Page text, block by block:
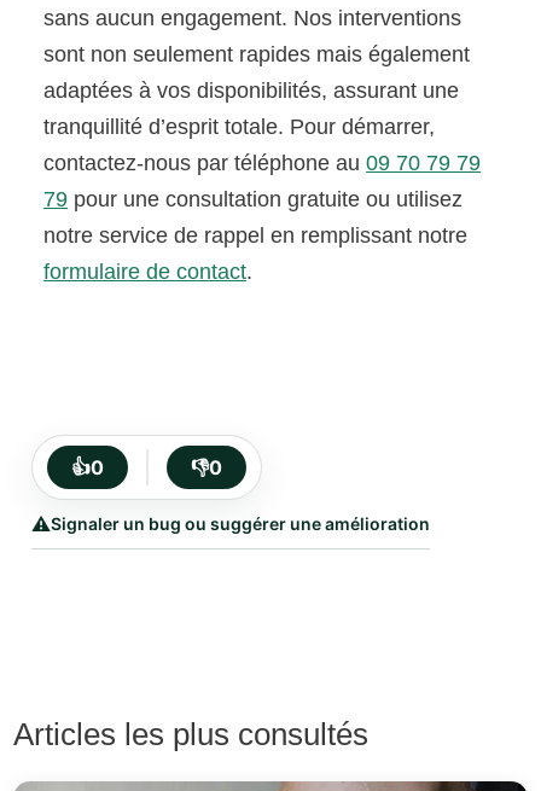
sans aucun engagement. Nos interventions
sont non seulement rapides mais également
adaptées à vos disponibilités, assurant une
tranquillité d’esprit totale. Pour démarrer,
contactez-nous par téléphone au09 70 79 79
79 pour une consultation gratuite ou utilisez
notre service de rappel en remplissant notre
formulaire de contact.
👍0 👎0
⚠️Signaler un bug ou suggérer une amélioration
Articles les plus consultés